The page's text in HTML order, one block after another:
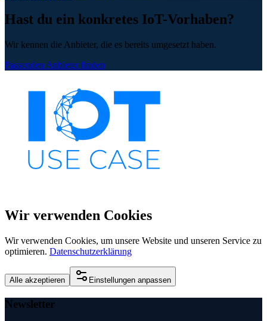
Hast du ein konkretes IoT-Vorhaben?
Wir kennen die Anbieter, die es bereits umgesetzt haben.
Passenden Anbieter finden
Wir verwenden Cookies
Wir verwenden Cookies, um unsere Website und unseren Service zu
optimieren. Datenschutzerklärung
Alle akzeptieren Einstellungen anpassen
Newsletter